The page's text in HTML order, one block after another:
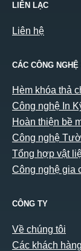
LIÊN LẠC
Liên hệ
CÁC CÔNG NGHỆ
Hèm khóa thả
Công nghệ In
Hoàn thiện bề
Công nghệ
Tổng hợp vật
Công nghệ gia
CÔNG TY
Về chúng tôi
Các khách